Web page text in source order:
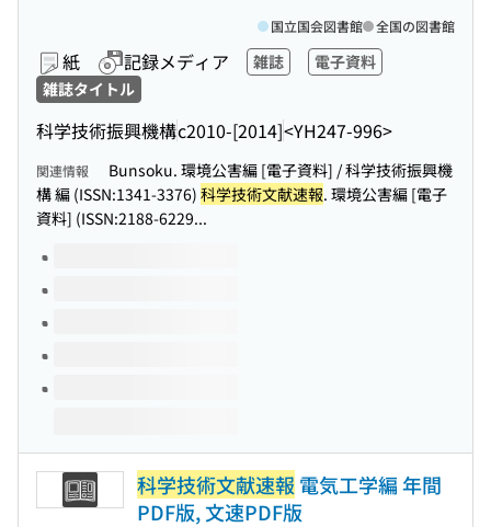
紙 記録メディア 雑誌
電子資料
雑誌タイトル
科学技術振興機構c2010-[2014]<YH247-996>
国立国会図書館 全国の図書館
関連情報
Bunsoku. 環境公害編 [電子資料] / 科学技術振興機
構 編 (ISSN:1341-3376) 科学技術文献速報. 環境公害編 [電子
資料] (ISSN:2188-6229...
このタイトルの巻号
科学技術文献速報 電気工学編 年間
PDF版, 文速PDF版